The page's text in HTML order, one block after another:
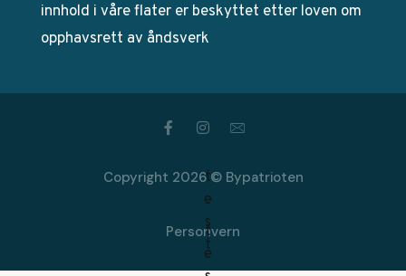
innhold i våre flater er beskyttet etter loven om
opphavsrett av åndsverk
Copyright 2026 © Bypatrioten
Personvern